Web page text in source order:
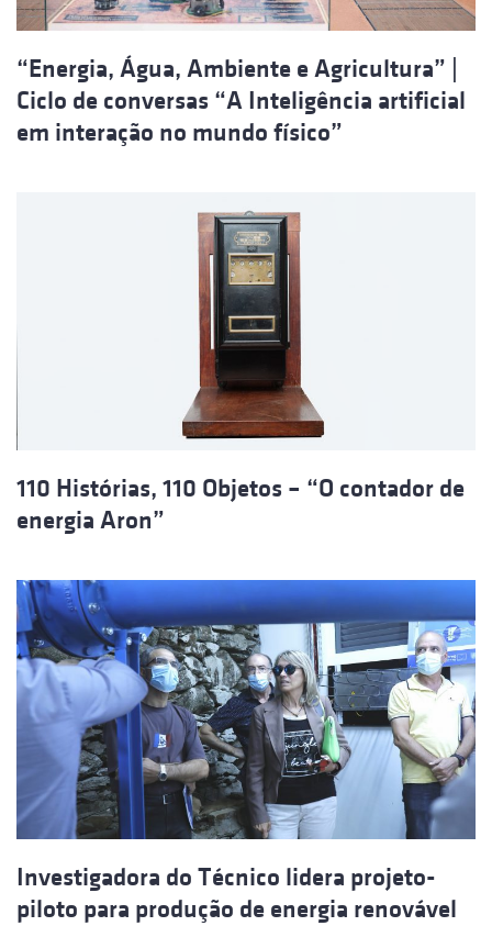
“Energia, Água, Ambiente e Agricultura” |
Ciclo de conversas “A Inteligência artificial
em interação no mundo físico”
110 Histórias, 110 Objetos – “O contador de
energia Aron”
Investigadora do Técnico lidera projeto-
piloto para produção de energia renovável